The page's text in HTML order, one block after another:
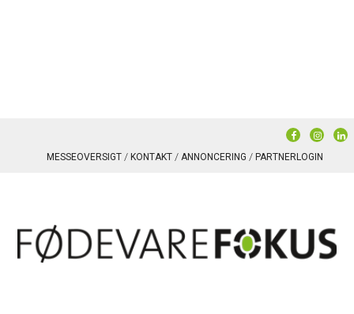
MESSEOVERSIGT KONTAKT ANNONCERING PARTNERLOGIN